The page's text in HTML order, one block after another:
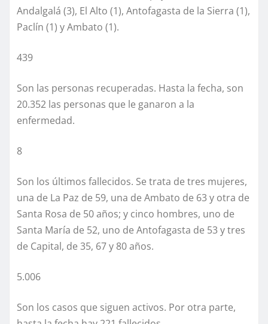
Andalgalá (3), El Alto (1), Antofagasta de la Sierra (1),
Paclín (1) y Ambato (1).
439
Son las personas recuperadas. Hasta la fecha, son
20.352 las personas que le ganaron a la
enfermedad.
8
Son los últimos fallecidos. Se trata de tres mujeres,
una de La Paz de 59, una de Ambato de 63 y otra de
Santa Rosa de 50 años; y cinco hombres, uno de
Santa María de 52, uno de Antofagasta de 53 y tres
de Capital, de 35, 67 y 80 años.
5.006
Son los casos que siguen activos. Por otra parte,